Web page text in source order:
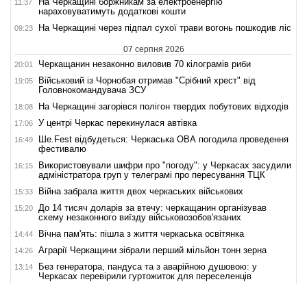
11:37
нараховуватимуть додаткові кошти
09:23 На Черкащині через підпал сухої трави вогонь пошкодив ліс
07 серпня 2026
20:01 Черкащанин незаконно виловив 70 кілограмів риби
19:05
Військовий із Чорнобая отримав "Срібний хрест" від
Головнокомандувача ЗСУ
18:08 На Черкащині загорівся полігон твердих побутових відходів
17:06 У центрі Черкас перекинулася автівка
16:49
Ше.Fest відбудеться: Черкаська ОВА погодила проведення
фестивалю
16:15
Використовували шифри про "погоду": у Черкасах засудили
адміністратора груп у телеграмі про пересування ТЦК
15:33 Війна забрала життя двох черкаських військових
15:20
До 14 тисяч доларів за втечу: черкащанин організував
схему незаконного виїзду військовозобов'язаних
14:44 Вічна пам'ять: пішла з життя черкаська освітянка
14:26 Аграрії Черкащини зібрали перший мільйон тонн зерна
13:14
Без генератора, пандуса та з аварійною душовою: у
Черкасах перевірили гуртожиток для переселенців